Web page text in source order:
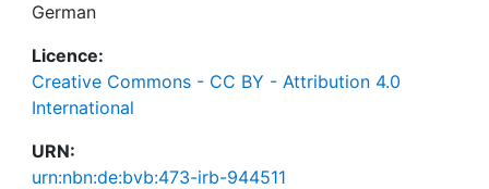
German
Licence:
Creative Commons - CC BY - Attribution 4.0
International
URN:
urn:nbn:de:bvb:473-irb-944511